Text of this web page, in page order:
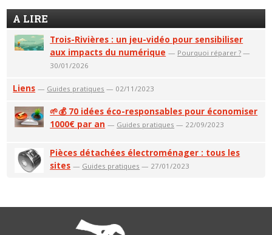
A LIRE
Trois-Rivières : un jeu-vidéo pour sensibiliser
aux impacts du numérique — Pourquoi réparer ? —
30/01/2026
Liens — Guides pratiques — 02/11/2023
🌱💰 70 idées éco-responsables pour économiser
1000€ par an — Guides pratiques — 22/09/2023
Pièces détachées électroménager : tous les
sites — Guides pratiques — 27/01/2023